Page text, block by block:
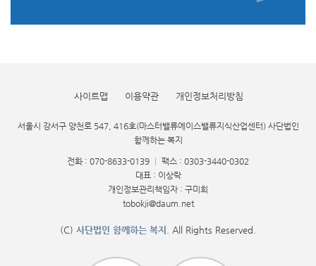
사이트맵 이용약관 개인정보처리방침
서울시 강서구 양천로 547, 416호(마스터밸류에이스밸류지식산업센터) 사단법인
함께하는 복지
전화 : 070-8633-0139
팩스 : 0303-3440-0302
대표 : 이상락
개인정보관리책임자 : 구미희
tobokji@daum.net
(C) 사단법인 함께하는 복지 . All Rights Reserved.